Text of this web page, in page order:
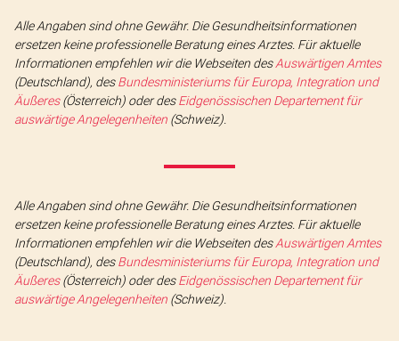
Alle Angaben sind ohne Gewähr. Die Gesundheitsinformationen
ersetzen keine professionelle Beratung eines Arztes. Für aktuelle
Informationen empfehlen wir die Webseiten desAuswärtigen Amtes
(Deutschland), desBundesministeriums für Europa, Integration und
Äußeres(Österreich) oder desEidgenössischen Departement für
auswärtige Angelegenheiten (Schweiz).
Alle Angaben sind ohne Gewähr. Die Gesundheitsinformationen
ersetzen keine professionelle Beratung eines Arztes. Für aktuelle
Informationen empfehlen wir die Webseiten desAuswärtigen Amtes
(Deutschland), desBundesministeriums für Europa, Integration und
Äußeres(Österreich) oder desEidgenössischen Departement für
auswärtige Angelegenheiten (Schweiz).